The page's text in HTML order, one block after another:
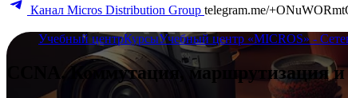
Канал Micros Distribution Group telegram.me/
Учебный центрКурсыУчебный центр «MICROS» -
CCNA. Коммутация, маршрутизация и